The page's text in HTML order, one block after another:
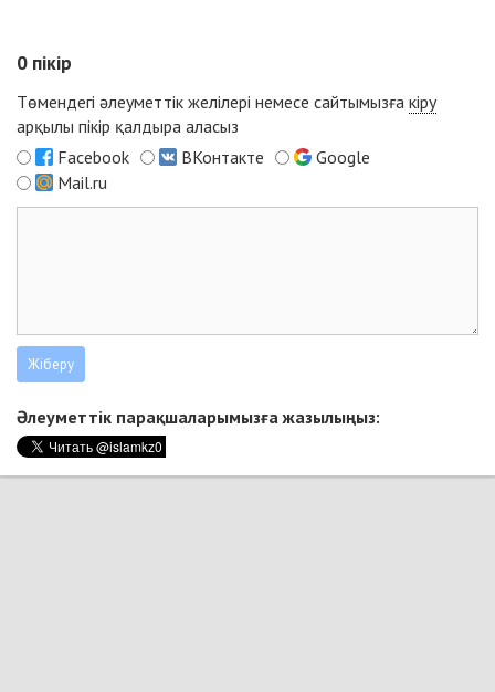
0 пікір
Төмендегі әлеуметтік желілері немесе сайтымызға кіру
арқылы пікір қалдыра аласыз
Facebook
ВКонтакте
Google
Mail.ru
Әлеуметтік парақшаларымызға жазылыңыз: